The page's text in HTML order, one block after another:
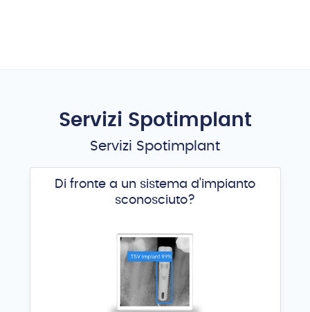
Servizi Spotimplant
Servizi Spotimplant
Di fronte a un sistema d'impianto
sconosciuto?